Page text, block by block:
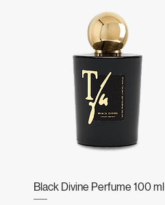
Black Divine Perfume 100 ml